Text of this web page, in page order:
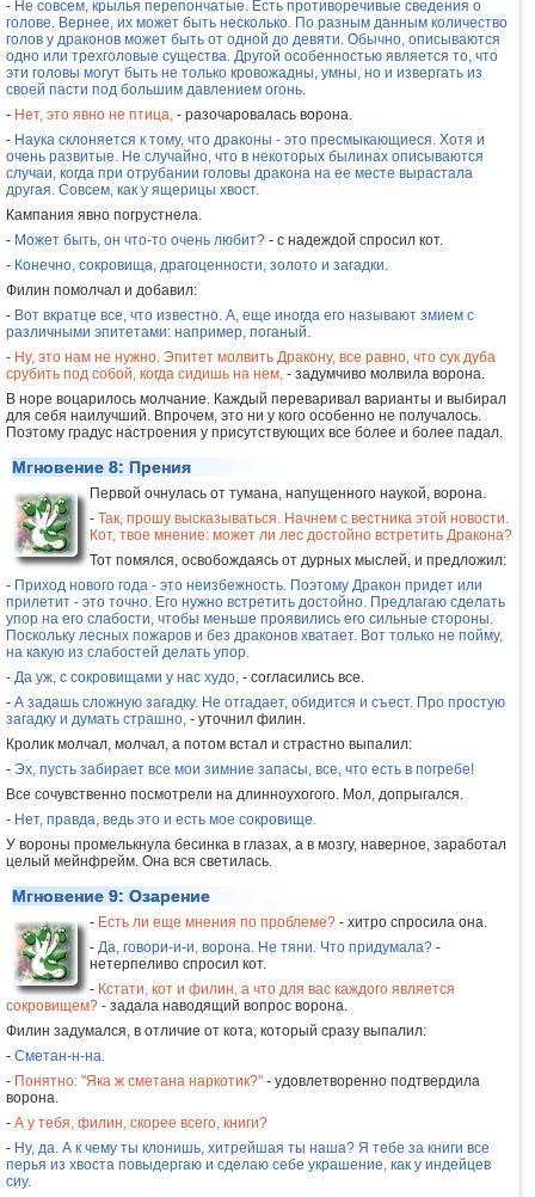
- Не совсем, крылья перепончатые. Есть противоречивые сведения о
голове. Вернее, их может быть несколько. По разным данным количество
голов у драконов может быть от одной до девяти. Обычно, описываются
одно или трехголовые существа. Другой особенностью является то, что
эти головы могут быть не только кровожадны, умны, но и извергать из
своей пасти под большим давлением огонь.
- Нет, это явно не птица, - разочаровалась ворона.
- Наука склоняется к тому, что драконы - это пресмыкающиеся. Хотя и
очень развитые. Не случайно, что в некоторых былинах описываются
случаи, когда при отрубании головы дракона на ее месте вырастала
другая. Совсем, как у ящерицы хвост.
Кампания явно погрустнела.
- Может быть, он что-то очень любит? - с надеждой спросил кот.
- Конечно, сокровища, драгоценности, золото и загадки.
Филин помолчал и добавил:
- Вот вкратце все, что известно. А, еще иногда его называют змием с
различными эпитетами: например, поганый.
- Ну, это нам не нужно. Эпитет молвить Дракону, все равно, что сук дуба
срубить под собой, когда сидишь на нем, - задумчиво молвила ворона.
В норе воцарилось молчание. Каждый переваривал варианты и выбирал
для себя наилучший. Впрочем, это ни у кого особенно не получалось.
Поэтому градус настроения у присутствующих все более и более падал.
Мгновение 8: Прения
Первой очнулась от тумана, напущенного наукой, ворона.
- Так, прошу высказываться. Начнем с вестника этой новости.
Кот, твое мнение: может ли лес достойно встретить Дракона?
Тот помялся, освобождаясь от дурных мыслей, и предложил:
- Приход нового года - это неизбежность. Поэтому Дракон придет или
прилетит - это точно. Его нужно встретить достойно. Предлагаю сделать
упор на его слабости, чтобы меньше проявились его сильные стороны.
Поскольку лесных пожаров и без драконов хватает. Вот только не пойму,
на какую из слабостей делать упор.
- Да уж, с сокровищами у нас худо, - согласились все.
- А задашь сложную загадку. Не отгадает, обидится и съест. Про простую
загадку и думать страшно, - уточнил филин.
Кролик молчал, молчал, а потом встал и страстно выпалил:
- Эх, пусть забирает все мои зимние запасы, все, что есть в погребе!
Все сочувственно посмотрели на длинноухогого. Мол, допрыгался.
- Нет, правда, ведь это и есть мое сокровище.
У вороны промелькнула бесинка в глазах, а в мозгу, наверное, заработал
целый мейнфрейм. Она вся светилась.
Мгновение 9: Озарение
- Есть ли еще мнения по проблеме? - хитро спросила она.
- Да, говори-и-и, ворона. Не тяни. Что придумала? -
нетерпеливо спросил кот.
- Кстати, кот и филин, а что для вас каждого является
сокровищем? - задала наводящий вопрос ворона.
Филин задумался, в отличие от кота, который сразу выпалил:
- Сметан-н-на.
- Понятно: "Яка ж сметана наркотик?" - удовлетворенно подтвердила
ворона.
- А у тебя, филин, скорее всего, книги?
- Ну, да. А к чему ты клонишь, хитрейшая ты наша? Я тебе за книги все
перья из хвоста повыдергаю и сделаю себе украшение, как у индейцев
сиу.